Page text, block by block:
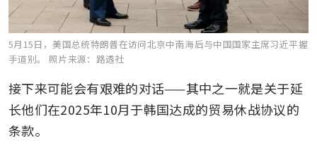
5月15日，美国总统特朗普在访问北京中南海后与中国国家主席习近平握
手道别。 照片来源：路透社
接下来可能会有艰难的对话——其中之一就是关于延
长他们在2025年10月于韩国达成的贸易休战协议的
条款。